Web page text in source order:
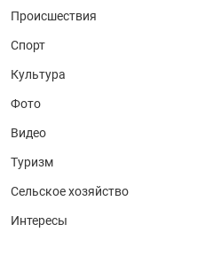
Происшествия
Спорт
Культура
Фото
Видео
Туризм
Сельское хозяйство
Интересы